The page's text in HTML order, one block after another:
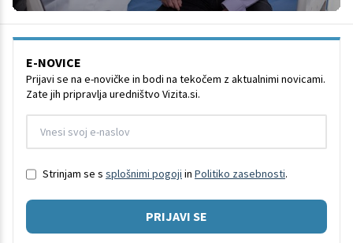
E-NOVICE
Prijavi se na e-novičke in bodi na tekočem z aktualnimi novicami.
Zate jih pripravlja uredništvo Vizita.si.
Strinjam se s splošnimi pogoji in Politiko zasebnosti.
PRIJAVI SE